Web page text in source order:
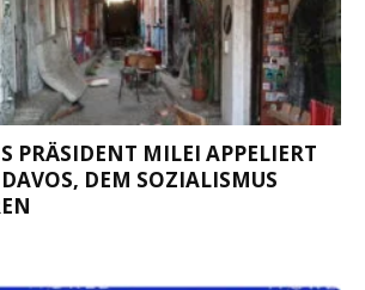
PRÄSIDENT MILEI APPELIERT
DEM SOZIALISMUS